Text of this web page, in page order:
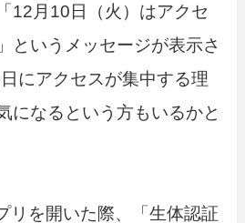
12月10日（火）はアクセ
というメッセージが表示さ
にアクセスが集中する理
になるという方もいるかと
リを開いた際、「生体認証